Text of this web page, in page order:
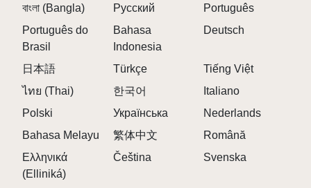
und lebendigen Schnittstellen. Treten Sie einer
Stimmungsmachern bei, die ihre Kreativität im
Ihre Feuerbeats und vernetzen Sie sich mit anderen,
die Sprunki Incredibox.
lieben\r\n
FAQS ZU SPRUNKI WIEDERHOLUNG
AKTUALISIERT
বাংলা (Bangla)
Русский
Português
Português do
Brasil
Bahasa
Indonesia
Deutsch
日本語 Türkçe
Tiếng Việt
ไทย (Thai)
한국어
Italiano
Polski
Українська
Nederlands
Bahasa Melayu
繁体中文
Română
Ελληνικά
(Elliniká)
Čeština Svenska